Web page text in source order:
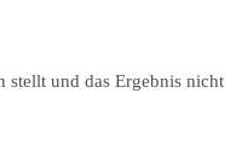
stellt und das Ergebnis nicht